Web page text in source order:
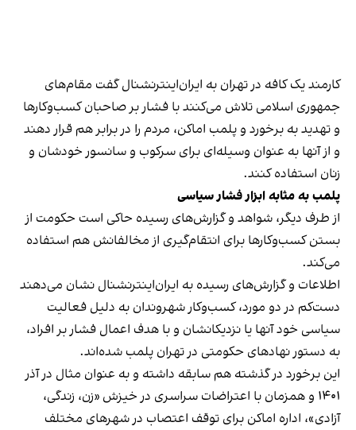
کارمند یک کافه در تهران به ایران‌اینترنشنال گفت مقام‌های
جمهوری اسلامی تلاش می‌کنند با فشار بر صاحبان کسب‌وکارها
و تهدید به برخورد و پلمب اماکن، مردم را در برابر هم قرار دهند
و از آنها به عنوان وسیله‌ای برای سرکوب و سانسور خودشان و
زنان استفاده کنند.
پلمب به مثابه ابزار فشار سیاسی
از طرف دیگر، شواهد و گزارش‌های رسیده حاکی است حکومت از
بستن کسب‌وکارها برای انتقام‌گیری از مخالفانش هم استفاده
می‌کند.
اطلاعات و گزارش‌های رسیده به ایران‌اینترنشنال نشان می‌دهند
دست‌کم در دو مورد، کسب‌وکار شهروندان به دلیل فعالیت
سیاسی خود آنها یا نزدیکانشان و با هدف اعمال فشار بر افراد،
به دستور نهادهای حکومتی در تهران پلمب شده‌اند.
این برخورد در گذشته هم سابقه داشته و به عنوان مثال در آذر
۱۴۰۱ و همزمان با اعتراضات سراسری در خیزش «زن، زندگی،
آزادی»، اداره اماکن برای توقف اعتصاب در شهرهای مختلف